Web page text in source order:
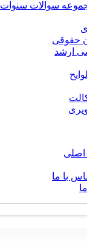
سوالات سنوات
حقوقی
ارشد
با ما